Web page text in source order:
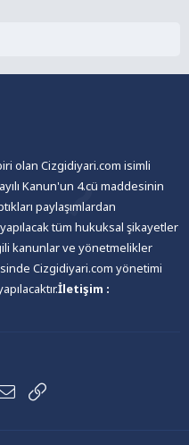
olan Cizgidiyari.com isimli
Kanun'un 4.cü maddesinin
paylaşımlardan
tüm hukuksal şikayetler
kanunlar ve yönetmelikler
Cizgidiyari.com yönetimi
İletişim :
E-posta